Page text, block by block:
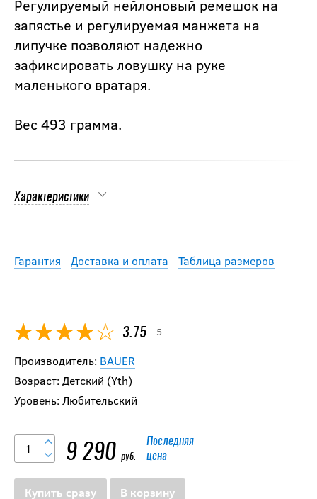
Регулируемый нейлоновый ремешок на
запястье и регулируемая манжета на
липучке позволяют надежно
зафиксировать ловушку на руке
маленького вратаря.
Вес 493 грамма.
Характеристики
Гарантия Доставка и оплата Таблица размеров
3.75 5
Производитель: BAUER
Возраст: Детский (Yth)
Уровень: Любительский
9 290 руб.
Последняя
цена
Купить сразу В корзину